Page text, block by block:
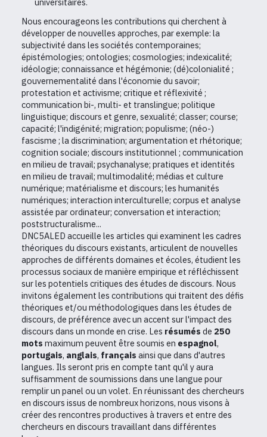
Nous encourageons les contributions qui cherchent à
développer de nouvelles approches, par exemple: la
subjectivité dans les sociétés contemporaines;
épistémologies; ontologies; cosmologies; indexicalité;
idéologie; connaissance et hégémonie; (dé)colonialité ;
gouvernementalité dans l'économie du savoir;
protestation et activisme; critique et réflexivité ;
communication bi-, multi- et translingue; politique
linguistique; discours et genre, sexualité; classer; course;
capacité; l'indigénité; migration; populisme; (néo-)
fascisme ; la discrimination; argumentation et rhétorique;
cognition sociale; discours institutionnel ; communication
en milieu de travail; psychanalyse; pratiques et identités
en milieu de travail; multimodalité; médias et culture
numérique; matérialisme et discours; les humanités
numériques; interaction interculturelle; corpus et analyse
assistée par ordinateur; conversation et interaction;
poststructuralisme...
DNC5ALED accueille les articles qui examinent les cadres
théoriques du discours existants, articulent de nouvelles
approches de différents domaines et écoles, étudient les
processus sociaux de manière empirique et réfléchissent
sur les potentiels critiques des études de discours. Nous
invitons également les contributions qui traitent des défis
théoriques et/ou méthodologiques dans les études de
discours, de préférence avec un accent sur l'impact des
discours dans un monde en crise. Les résumés de 250
mots maximum peuvent être soumis en espagnol,
portugais, anglais, français ainsi que dans d'autres
langues. Ils seront pris en compte tant qu'il y aura
suffisamment de soumissions dans une langue pour
remplir un panel ou un volet. En réunissant des chercheurs
en discours issus de nombreux horizons, nous visons à
créer des rencontres productives à travers et entre des
chercheurs en discours travaillant dans différentes